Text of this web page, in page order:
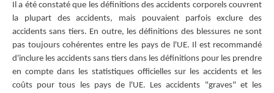
Il a été constaté que les définitions des accidents corporels couvrent
la plupart des accidents, mais pouvaient parfois exclure des
accidents sans tiers. En outre, les définitions des blessures ne sont
pas toujours cohérentes entre les pays de l'UE. Il est recommandé
d'inclure les accidents sans tiers dans les définitions pour les prendre
en compte dans les statistiques officielles sur les accidents et les
coûts pour tous les pays de l'UE. Les accidents "graves" et les